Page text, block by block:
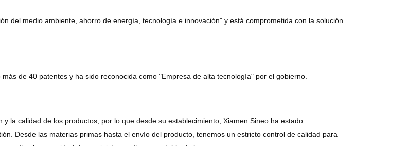
del medio ambiente, ahorro de energía, tecnología e innovación" y está comprometida con la solución
de 40 patentes y ha sido reconocida como "Empresa de alta tecnología" por el gobierno.
la calidad de los productos, por lo que desde su establecimiento, Xiamen Sineo ha estado
Desde las materias primas hasta el envío del producto, tenemos un estricto control de calidad para